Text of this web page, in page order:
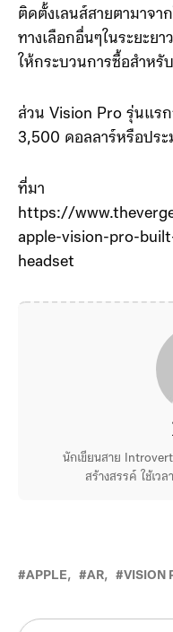
ติดตั้งเลนส์สายตามาจา
ทางเลือกอื่นๆในระยะย
ให้กระบวนการซื้อสําห
ส่วน Vision Pro รุ่นแรก
3,500 ดอลลาร์หรือปร
ที่มา
https://
apple-vision-pro-
headset
นักเขียนสาย
สร้างสรรค์ ใช้เว
APPLE AR VISION